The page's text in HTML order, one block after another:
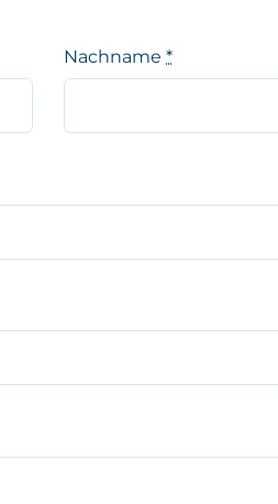
Nachname*